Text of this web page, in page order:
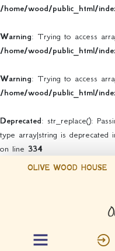
/home/wood/public_html/
Warning: Trying to access
/home/wood/public_html/
Warning: Trying to access
/home/wood/public_html/
Deprecated: str_replace():
type array|string is deprecated
on line 334
OLIVE WOOD HOUSE